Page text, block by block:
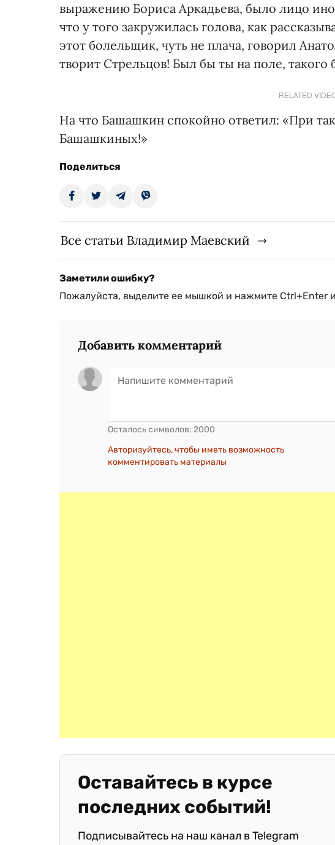
выражению Бориса Аркадьева, было лицо
что у того закружилась голова, как
этот болельщик, чуть не плача, говорил
творит Стрельцов! Был бы ты на поле, такого
RELATED
На что Башашкин спокойно ответил: «При
Башашкиных!»
Поделиться
Все статьи Владимир Маевский
Заметили ошибку?
Пожалуйста, выделите ее мышкой и нажмите Ctrl+Enter
Добавить комментарий
Осталось символов: 2000
Авторизуйтесь, чтобы иметь возможность
комментировать материалы
Оставайтесь в курсе
последних событий!
Подписывайтесь на наш канал в Telegram